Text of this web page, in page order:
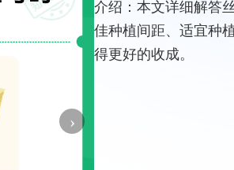
›
介绍： 本文详细解答
佳种植间距、适宜种
得更好的收成。